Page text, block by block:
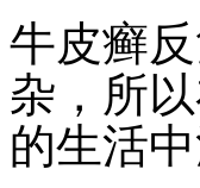
牛皮癣
杂，所
的生活